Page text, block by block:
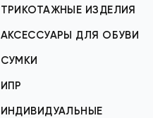
ТРИКОТАЖНЫЕ ИЗДЕЛИЯ
АКСЕССУАРЫ ДЛЯ ОБУВИ
СУМКИ
ИПР
ИНДИВИДУАЛЬНЫЕ